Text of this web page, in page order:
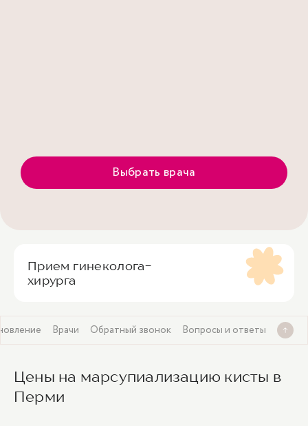
Выбрать врача
Прием гинеколога-
хирурга
Врачи Обратный звонок Вопросы и ответы
Цены на марсупиализацию кисты в
Перми